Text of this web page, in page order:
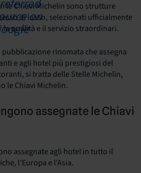
le Chiavi Michelin sono strutture
di lusso, selezionati ufficialmente
la qualità e il servizio straordinari.
pubblicazione rinomata che assegna
e agli hotel più prestigiosi del
si tratta delle Stelle Michelin,
le Chiavi Michelin.
assegnate le Chiavi
assegnate agli hotel in tutto il
l’Europa e l’Asia.